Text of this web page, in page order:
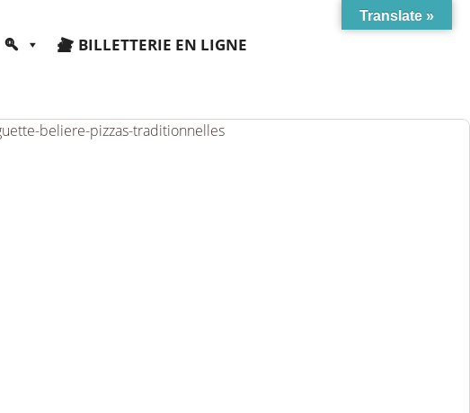
BILLETTERIE EN LIGNE
beliere-pizzas-traditionnelles
Translate »